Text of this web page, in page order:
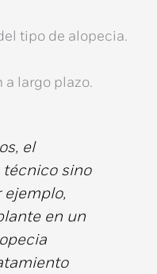
tipo de alopecia.
largo plazo.
el
sino
ejemplo,
en un